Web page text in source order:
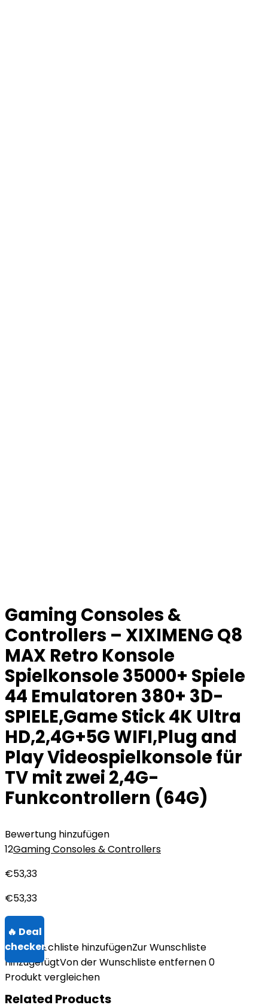
Gaming Consoles &
Controllers – XIXIMENG Q8
MAX Retro Konsole
Spielkonsole 35000+ Spiele
44 Emulatoren 380+ 3D-
SPIELE,Game Stick 4K Ultra
HD,2,4G+5G WIFI,Plug and
Play Videospielkonsole für
TV mit zwei 2,4G-
Funkcontrollern (64G)
Bewertung hinzufügen
12Gaming Consoles & Controllers
€53,33
€53,33
Zur Wunschliste hinzufügenZur Wunschliste
hinzugefügtVon der Wunschliste entfernen0
Produkt vergleichen
Related Products